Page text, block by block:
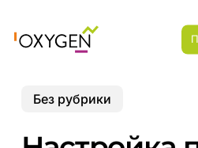
main
Без рубрики